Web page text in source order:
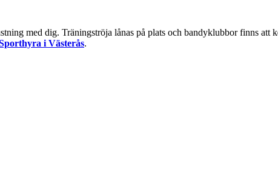
med dig. Träningströja lånas på plats och bandyklubbor finns att
i Västerås.